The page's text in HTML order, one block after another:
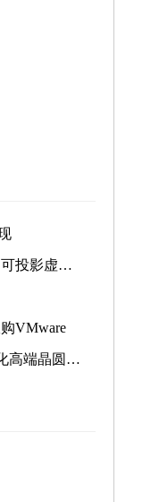
苹果二合一iPad专利获批：支持多种变形、可投影虚拟键盘
VMware
华工科技造出我国首台核心部件100%国产化高端晶圆激光切割设备